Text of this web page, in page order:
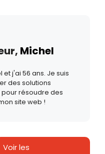
Michel
j'ai 56 ans. Je suis
des solutions
résoudre des
site web !
Voir les